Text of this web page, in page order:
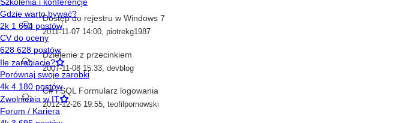
Dostęp do rejestru w Windows 7
2011-11-07 14:00 piotrekg1987
Dzielenie z przecinkiem
2007-11-08 15:33, devblog
C# i SQL Formularz logowania
2012-12-26 19:55, teofilpornowski